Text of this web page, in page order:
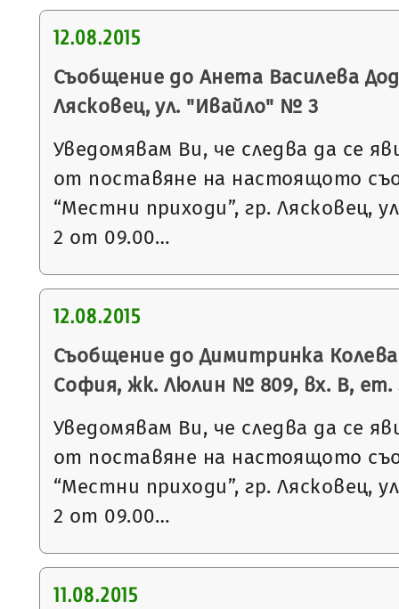
12.08.2015
Съобщение до Анета Василева
Лясковец, ул. "Ивайло" № 3
Уведомявам Ви, че следва да се
от поставяне на настоящото
“Местни приходи”, гр. Лясковец,
2 от 09.00…
12.08.2015
Съобщение до Димитринка Колева
София, жк. Люлин № 809, вх. В, ет.
Уведомявам Ви, че следва да се
от поставяне на настоящото
“Местни приходи”, гр. Лясковец,
2 от 09.00…
11.08.2015